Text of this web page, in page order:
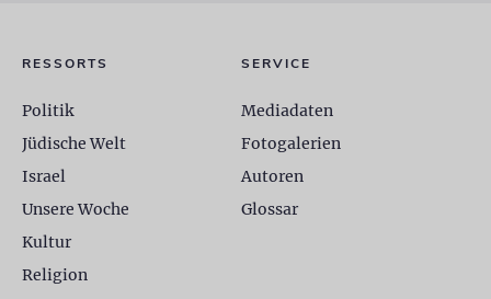
RESSORTS
Politik
Jüdische Welt
Israel
Unsere Woche
Kultur
Religion
SERVICE
Mediadaten
Fotogalerien
Autoren
Glossar